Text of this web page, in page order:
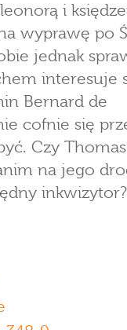
i
wyprawę po
jednak
interesuje
Bernard de
cofnie się
Czy Thomas
na jego
inkwizytor?